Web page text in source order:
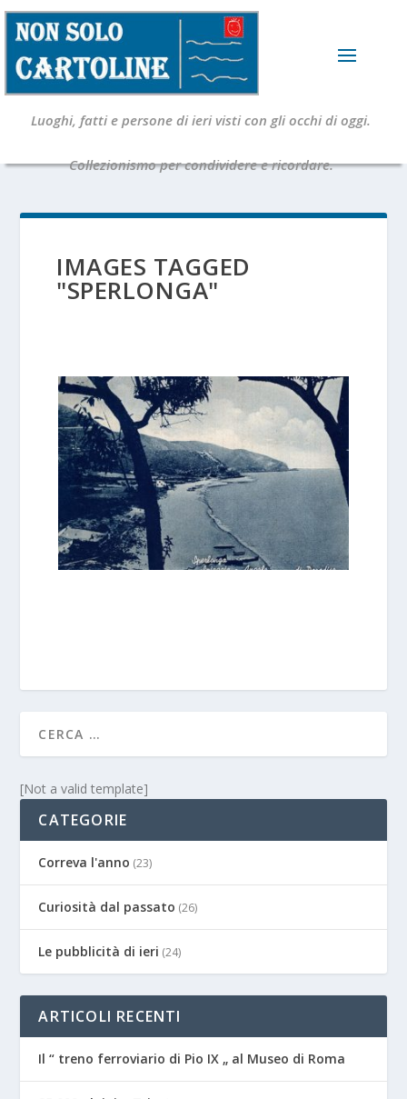
Luoghi, fatti e persone di ieri visti con gli occhi di oggi.
Collezionismo per condividere e ricordare.
IMAGES TAGGED
"SPERLONGA"
[Not a valid template]
CATEGORIE
Correva l'anno (23)
Curiosità dal passato (26)
Le pubblicità di ieri (24)
ARTICOLI RECENTI
Il “ treno ferroviario di Pio IX „ al Museo di Roma